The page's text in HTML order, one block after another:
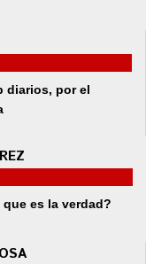
diarios, por el
es la verdad?